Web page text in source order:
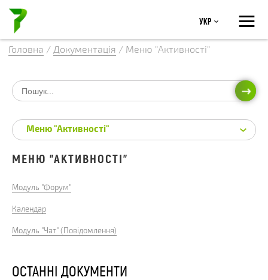
≡
Укр
Головна / Документація / Меню "Активності"
МЕНЮ "АКТИВНОСТІ"
Модуль "Форум"
Календар
Модуль "Чат" (Повідомлення)
ОСТАННІ ДОКУМЕНТИ
Меню "Активності"